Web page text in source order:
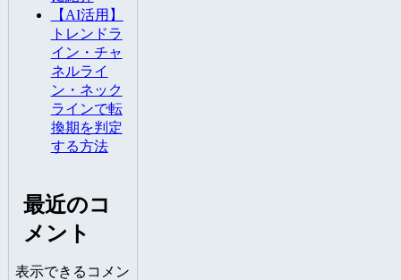
【AI活用】
トレンドラ
イン・チャ
ネルライ
ン・ネック
ラインで転
換期を判定
する方法
最近のコ
メント
表示できるコメン